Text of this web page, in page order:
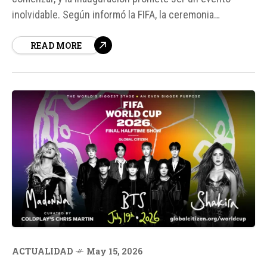
inolvidable. Según informó la FIFA, la ceremonia
Azteca de Ciudad de México, y contará con la
READ MORE
ACTUALIDAD May 15, 2026